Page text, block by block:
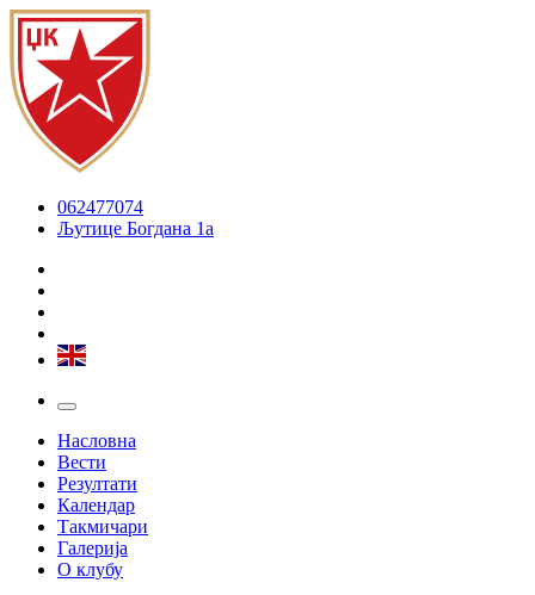
062477074
Љутице Богдана 1а
Насловна
Вести
Резултати
Календар
Такмичари
Галерија
О клубу